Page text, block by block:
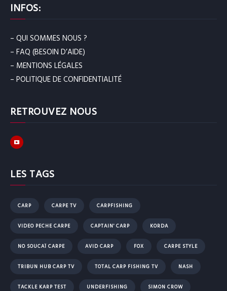
INFOS:
– QUI SOMMES NOUS ?
– FAQ (BESOIN D’AIDE)
– MENTIONS LÉGALES
– POLITIQUE DE CONFIDENTIALITÉ
RETROUVEZ NOUS
LES TAGS
CARP CARPE TV CARPFISHING
VIDEO PECHE CARPE CAPTAIN' CARP KORDA
NO SOUCAÏ CARPE AVID CARP FOX CARPE STYLE
TRIBUN HUB CARP TV TOTAL CARP FISHING TV NASH
TACKLE KARP TEST UNDERFISHING SIMON CROW